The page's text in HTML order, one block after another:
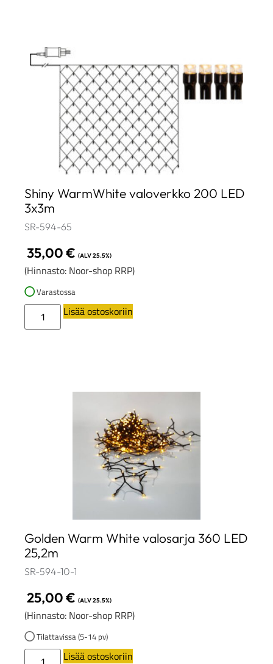
Shiny WarmWhite valoverkko 200 LED
3x3m
SR-594-65
35,00€ (ALV 25.5%)
(Hinnasto: Noor-shop RRP)
Varastossa
Lisää ostoskoriin
Golden Warm White valosarja 360 LED
25,2m
SR-594-10-1
25,00€ (ALV 25.5%)
(Hinnasto: Noor-shop RRP)
Tilattavissa (5-14 pv)
Lisää ostoskoriin